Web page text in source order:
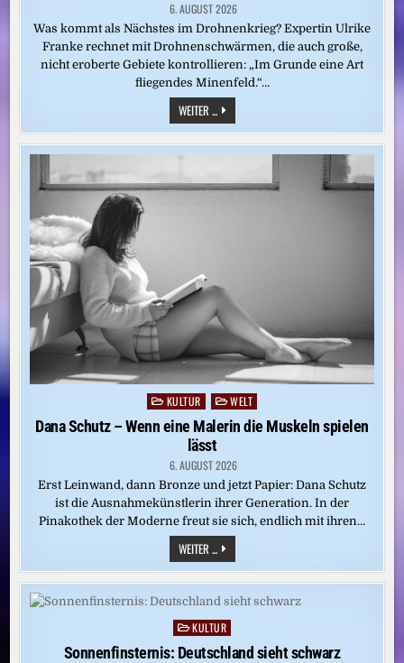
6. AUGUST 2026
Was kommt als Nächstes im Drohnenkrieg? Expertin Ulrike
Franke rechnet mit Drohnenschwärmen, die auch große,
nicht eroberte Gebiete kontrollieren: „Im Grunde eine Art
fliegendes Minenfeld.“…
WEITER ...„DIE
SCHWELLE
VERSCHIEBT
SICH
OHNE
EINEN
MOMENT,
KRIEG“
PostedKULTUR WELT
Dana Schutz – Wenn eine Malerin die Muskeln spielen
lässt
6. AUGUST 2026
Erst Leinwand, dann Bronze und jetzt Papier: Dana Schutz
ist die Ausnahmekünstlerin ihrer Generation. In der
Pinakothek der Moderne freut sie sich, endlich mit ihren…
WEITER ... DANA
SCHUTZ
–
WENN
EINE
MALERIN
DIE
MUSKELN
SPIELEN
LÄSST
Posted
in
KULTUR
Sonnenfinsternis: Deutschland sieht schwarz